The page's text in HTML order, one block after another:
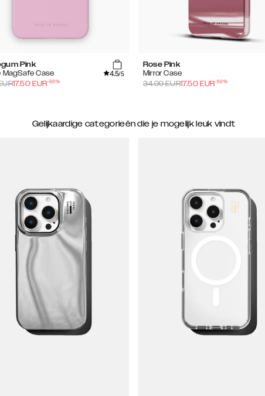
Pink
MagSafe Case
4.5/5
17.50 EUR-50%
Rose Pink
Mirror Case
34.99EUR17.50 EUR-50%
Gelijkaardige categorieën die je mogelijk leuk vindt